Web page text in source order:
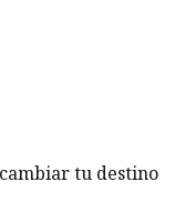
tu destino